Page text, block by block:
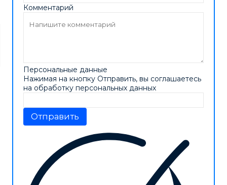
Комментарий
Персональные данные
Нажимая на кнопку Отправить, вы соглашаетесь
на обработку персональных данных
Отправить